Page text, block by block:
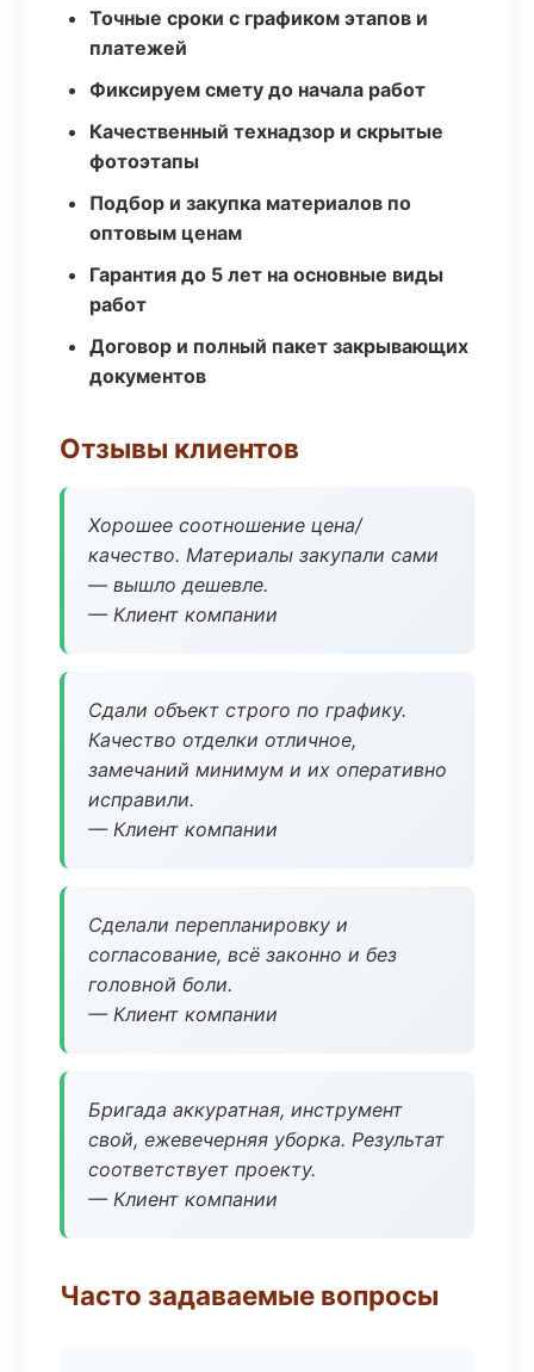
Точные сроки с графиком этапов и
платежей
Фиксируем смету до начала работ
Качественный технадзор и скрытые
фотоэтапы
Подбор и закупка материалов по
оптовым ценам
Гарантия до 5 лет на основные виды
работ
Договор и полный пакет закрывающих
документов
Отзывы клиентов
Хорошее соотношение цена/
качество. Материалы закупали сами
— вышло дешевле.
— Клиент компании
Сдали объект строго по графику.
Качество отделки отличное,
замечаний минимум и их оперативно
исправили.
— Клиент компании
Сделали перепланировку и
согласование, всё законно и без
головной боли.
— Клиент компании
Бригада аккуратная, инструмент
свой, ежевечерняя уборка. Результат
соответствует проекту.
— Клиент компании
Часто задаваемые вопросы